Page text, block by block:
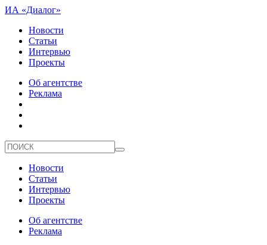
ИА «Диалог»
Новости
Статьи
Интервью
Проекты
Об агентстве
Реклама
Новости
Статьи
Интервью
Проекты
Об агентстве
Реклама